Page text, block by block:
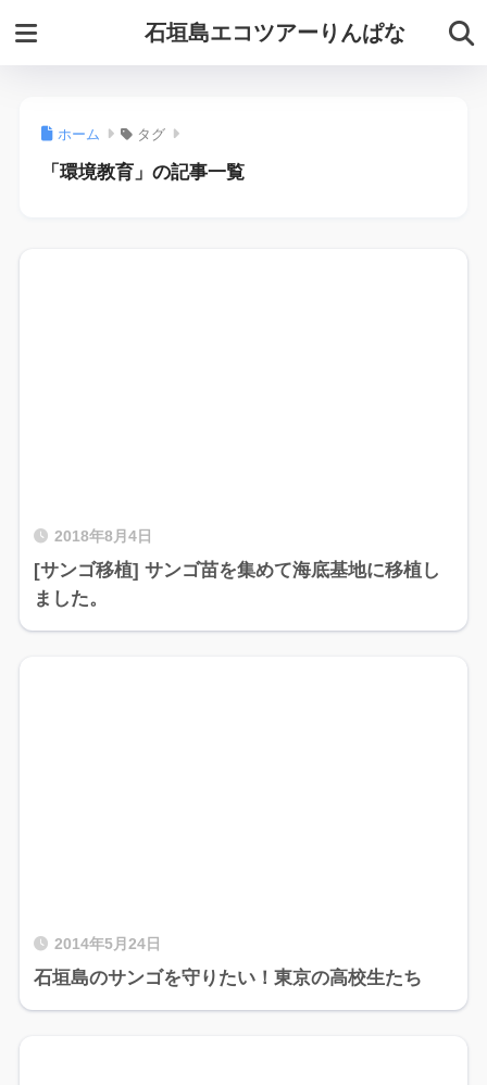
石垣島エコツアーりんぱな
ホーム タグ
「環境教育」の記事一覧
2018年8月4日
[サンゴ移植] サンゴ苗を集めて海底基地に移植し
ました。
2014年5月24日
石垣島のサンゴを守りたい！東京の高校生たち